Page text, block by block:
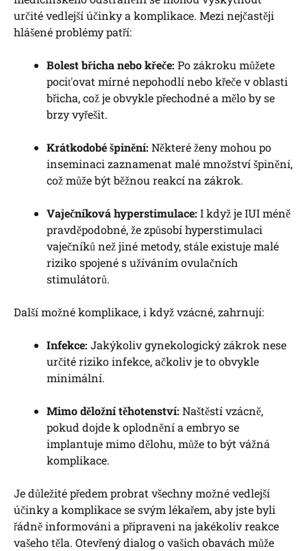
určité vedlejší účinky a komplikace. Mezi nejčastěji‌
hlášené problémy patří:
Bolest břicha nebo křeče: Po ‍zákroku můžete
pociťovat ‌mírné nepohodlí ⁤nebo křeče ⁣v oblasti⁣
břicha, ⁣což je obvykle přechodné a mělo by se
brzy vyřešit.
Krátkodobé špinění: Některé ​ženy mohou po
inseminaci ⁣zaznamenat malé množství​ špinění,⁢
což může být běžnou ‍reakcí na zákrok.
Vaječníková hyperstimulace: I když‌ je IUI⁤ méně
‍pravděpodobné, že způsobí hyperstimulaci
vaječníků než jiné metody, stále existuje malé
riziko ‌spojené s ​užíváním ovulačních
stimulátorů.
Další možné komplikace, i‌ když vzácné, zahrnují:
Infekce: Jakýkoliv⁣ gynekologický zákrok nese
určité riziko infekce, ‌ačkoliv je to obvykle
minimální.
Mimo děložní těhotenství: Naštěstí ‍vzácně,
pokud dojde k oplodnění ‌a embryo se
‌implantuje mimo dělohu, může to⁢ být vážná
komplikace.
Je ‍důležité předem‌ probrat všechny​ možné vedlejší
účinky⁣ a komplikace se svým⁣ lékařem, aby jste byli
řádně informováni a připraveni ​na jakékoliv reakce
vašeho těla. Otevřený dialog⁢ o vašich ​obavách ⁢může